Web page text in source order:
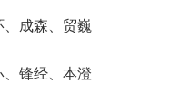
成森、贸巍
锋经、本澄